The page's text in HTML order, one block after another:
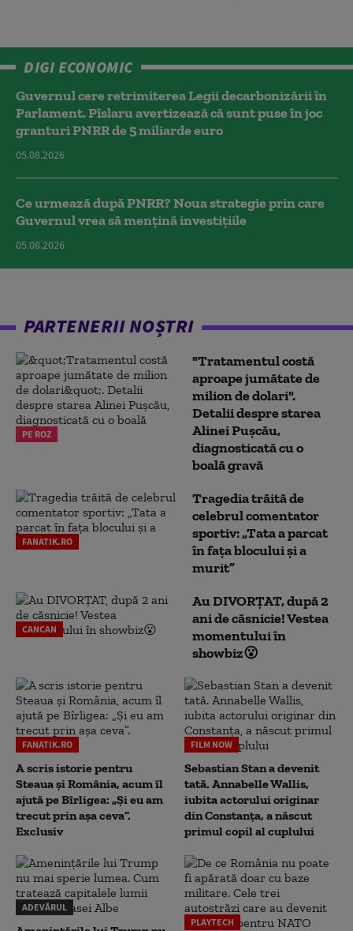
DIGI ECONOMIC
Guvernul cere retrimiterea Legii decarbonizării în
Parlament. Pîslaru avertizează că sunt puse în joc
granturi PNRR de 5 miliarde euro
05.08.2026
Ce urmează după PNRR? Noua strategie prin care
Guvernul vrea să mențină investițiile
05.08.2026
PARTENERII NOȘTRI
PE ROZ
"Tratamentul costă
aproape jumătate de
milion de dolari".
Detalii despre starea
Alinei Pușcău,
diagnosticată cu o
boală gravă
FANATIK.RO
Tragedia trăită de
celebrul comentator
sportiv: „Tata a parcat
în fața blocului și a
murit”
CANCAN
Au DIVORȚAT, după 2
ani de căsnicie! Vestea
momentului în
showbiz😮
FANATIK.RO
A scris istorie pentru
Steaua și România, acum îl
ajută pe Bîrligea: „Și eu am
trecut prin așa ceva”.
Exclusiv
FILM NOW
Sebastian Stan a devenit
tată. Annabelle Wallis,
iubita actorului originar
din Constanța, a născut
primul copil al cuplului
ADEVĂRUL
PLAYTECH